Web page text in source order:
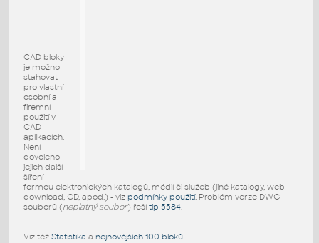
CAD bloky
je možno
stahovat
pro vlastní
osobní a
firemní
použití v
CAD
aplikacích.
Není
dovoleno
jejich další
šíření
formou elektronických katalogů, médií či služeb (jiné katalogy, web
download, CD, apod.) - viz podmínky použití. Problém verze DWG
souborů (neplatný soubor) řešítip 5584.
Viz též Statistika a nejnovějších 100 bloků.